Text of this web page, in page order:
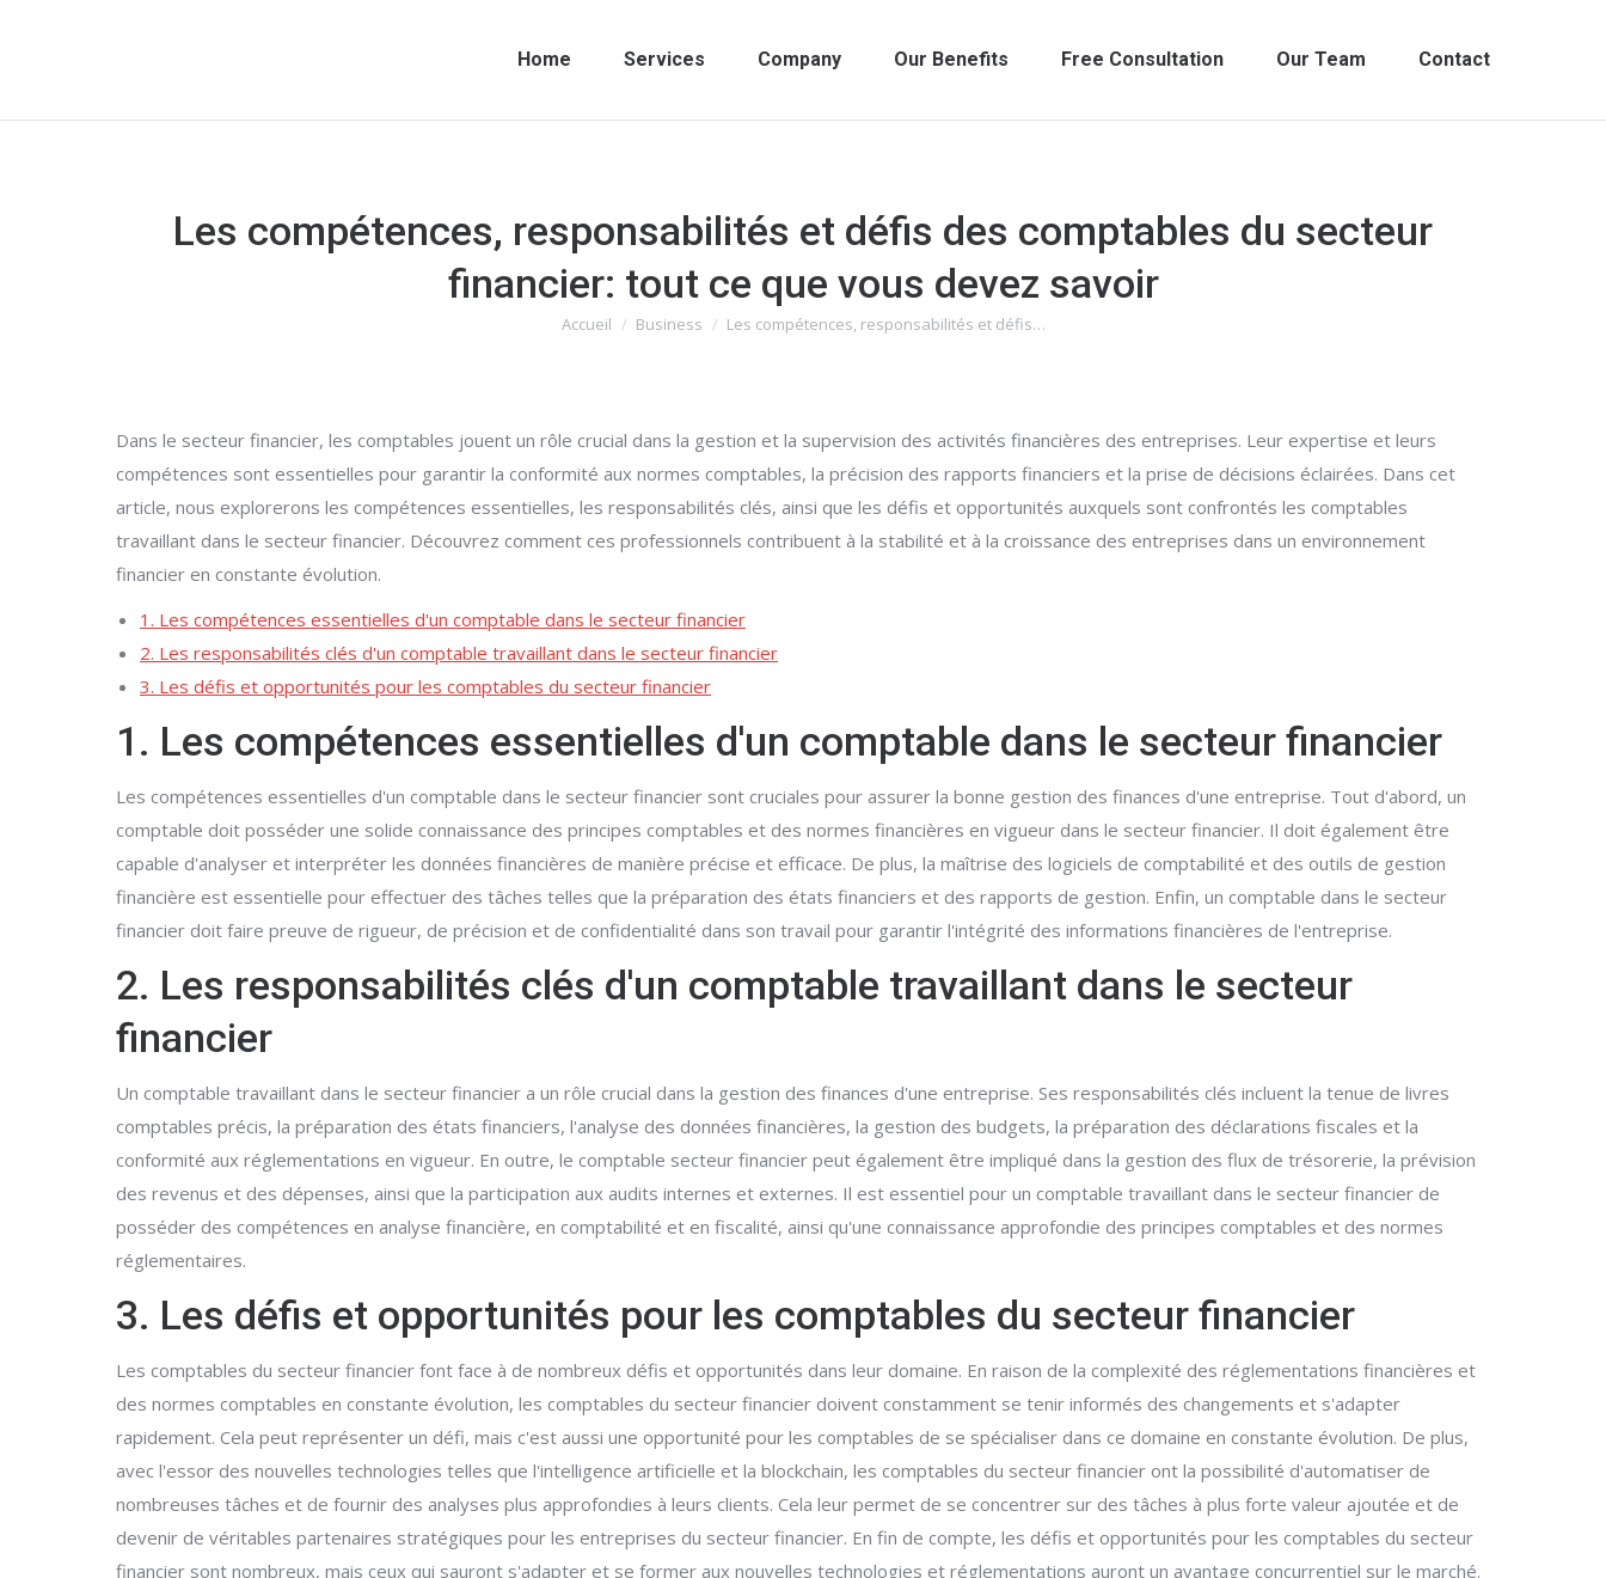
Home Services Company Our Benefits Free Consultation Our Team Contact
Les compétences, responsabilités et défis des comptables du secteur
financier: tout ce que vous devez savoir
Vous êtes ici :
Accueil Business Les compétences, responsabilités et défis…
Dans le secteur financier, les comptables jouent un rôle crucial dans la gestion et la supervision des activités financières des entreprises. Leur expertise et leurs
compétences sont essentielles pour garantir la conformité aux normes comptables, la précision des rapports financiers et la prise de décisions éclairées. Dans cet
article, nous explorerons les compétences essentielles, les responsabilités clés, ainsi que les défis et opportunités auxquels sont confrontés les comptables
travaillant dans le secteur financier. Découvrez comment ces professionnels contribuent à la stabilité et à la croissance des entreprises dans un environnement
financier en constante évolution.
1. Les compétences essentielles d'un comptable dans le secteur financier
2. Les responsabilités clés d'un comptable travaillant dans le secteur financier
3. Les défis et opportunités pour les comptables du secteur financier
1. Les compétences essentielles d'un comptable dans le secteur financier
Les compétences essentielles d'un comptable dans le secteur financier sont cruciales pour assurer la bonne gestion des finances d'une entreprise. Tout d'abord, un
comptable doit posséder une solide connaissance des principes comptables et des normes financières en vigueur dans le secteur financier. Il doit également être
capable d'analyser et interpréter les données financières de manière précise et efficace. De plus, la maîtrise des logiciels de comptabilité et des outils de gestion
financière est essentielle pour effectuer des tâches telles que la préparation des états financiers et des rapports de gestion. Enfin, un comptable dans le secteur
financier doit faire preuve de rigueur, de précision et de confidentialité dans son travail pour garantir l'intégrité des informations financières de l'entreprise.
2. Les responsabilités clés d'un comptable travaillant dans le secteur
financier
Un comptable travaillant dans le secteur financier a un rôle crucial dans la gestion des finances d'une entreprise. Ses responsabilités clés incluent la tenue de livres
comptables précis, la préparation des états financiers, l'analyse des données financières, la gestion des budgets, la préparation des déclarations fiscales et la
conformité aux réglementations en vigueur. En outre, le comptable secteur financier peut également être impliqué dans la gestion des flux de trésorerie, la prévision
des revenus et des dépenses, ainsi que la participation aux audits internes et externes. Il est essentiel pour un comptable travaillant dans le secteur financier de
posséder des compétences en analyse financière, en comptabilité et en fiscalité, ainsi qu'une connaissance approfondie des principes comptables et des normes
réglementaires.
3. Les défis et opportunités pour les comptables du secteur financier
Les comptables du secteur financier font face à de nombreux défis et opportunités dans leur domaine. En raison de la complexité des réglementations financières et
des normes comptables en constante évolution, les comptables du secteur financier doivent constamment se tenir informés des changements et s'adapter
rapidement. Cela peut représenter un défi, mais c'est aussi une opportunité pour les comptables de se spécialiser dans ce domaine en constante évolution. De plus,
avec l'essor des nouvelles technologies telles que l'intelligence artificielle et la blockchain, les comptables du secteur financier ont la possibilité d'automatiser de
nombreuses tâches et de fournir des analyses plus approfondies à leurs clients. Cela leur permet de se concentrer sur des tâches à plus forte valeur ajoutée et de
devenir de véritables partenaires stratégiques pour les entreprises du secteur financier. En fin de compte, les défis et opportunités pour les comptables du secteur
financier sont nombreux, mais ceux qui sauront s'adapter et se former aux nouvelles technologies et réglementations auront un avantage concurrentiel sur le marché.